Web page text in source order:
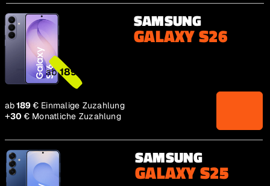
SAMSUNG
GALAXY S26
ab 189€
ab189
ab 189€
ab189€ Einmalige Zuzahlung
+30€
30 € Monatliche Zuzahlung
SAMSUNG
GALAXY S25